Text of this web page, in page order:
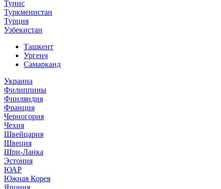
Тунис
Туркменистан
Турция
Узбекистан
Ташкент
Ургенч
Самарканд
Украина
Филиппины
Финляндия
Франция
Черногория
Чехия
Швейцария
Швеция
Шри-Ланка
Эстония
ЮАР
Южная Корея
Япония